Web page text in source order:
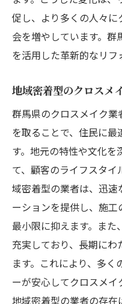
環境に優しいク
とは
環境保護を考
工
クロスメイク
影響
持続可能な住
群馬県内での
例
エコロジーな
群馬県の住宅市場
性
クロスメイク
促し、より多くの人々
会を増やしています。群
を活用した革新的なリフ
地域密着型のクロスメ
群馬県のクロスメイク
を取ることで、住民に
す。地元の特性や文化を
て、顧客のライフスタ
域密着型の業者は、迅
ーションを提供し、施
最小限に抑えます。また
充実しており、長期に
ます。これにより、多
ーが安心してクロスメイ
地域密着型の業者の存